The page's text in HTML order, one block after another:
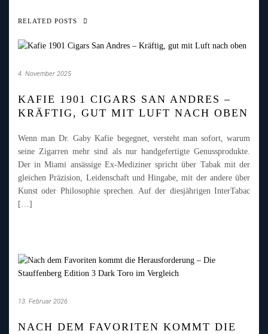
RELATED POSTS
4. November 2025
KAFIE 1901 CIGARS SAN ANDRES –
KRÄFTIG, GUT MIT LUFT NACH OBEN
Wenn man Dr. Gaby Kafie begegnet, versteht man sofort, warum
seine Zigarren mehr sind als nur handgefertigte Genussprodukte.
Der in Miami ansässige Ex-Mediziner spricht über Tabak mit der
gleichen Präzision, Leidenschaft und Hingabe, mit der andere über
Kunst oder Philosophie sprechen. Auf der diesjährigen InterTabac
[…]
13. Februar 2026
NACH DEM FAVORITEN KOMMT DIE